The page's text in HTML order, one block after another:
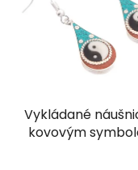
Vykládané
kovovým